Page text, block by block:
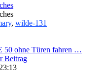
, wilde-131
50 ohne Türen fahren …
Beitrag